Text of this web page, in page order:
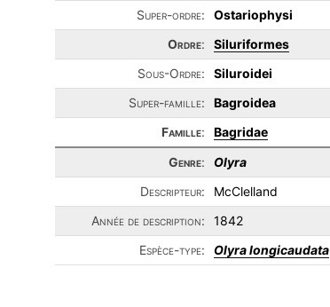
Super-ordre:
Ostariophysi
Ordre:
Siluriformes
Sous-Ordre:
Siluroidei
Super-famille:
Bagroidea
Famille:
Bagridae
Genre:
Olyra
Descripteur:
McClelland
Année de description:
1842
Espèce-type:
Olyra longicaudata